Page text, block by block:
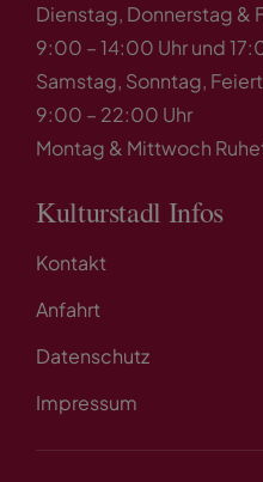
Dienstag, Donnerstag &
9:00 – 14:00 Uhr und
Samstag, Sonntag,
9:00 – 22:00 Uhr
Montag & Mittwoch
Kulturstadl Infos
Kontakt
Anfahrt
Datenschutz
Impressum